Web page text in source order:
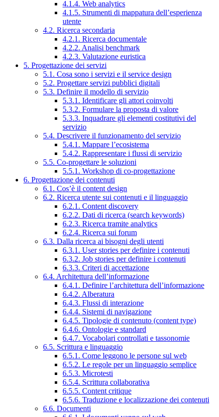
4.1.4. Web analytics
4.1.5. Strumenti di mappatura dell’esperienza
utente
4.2. Ricerca secondaria
4.2.1. Ricerca documentale
4.2.2. Analisi benchmark
4.2.3. Valutazione euristica
5. Progettazione dei servizi
5.1. Cosa sono i servizi e il service design
5.2. Progettare servizi pubblici digitali
5.3. Definire il modello di servizio
5.3.1. Identificare gli attori coinvolti
5.3.2. Formulare la proposta di valore
5.3.3. Inquadrare gli elementi costitutivi del
servizio
5.4. Descrivere il funzionamento del servizio
5.4.1. Mappare l’ecosistema
5.4.2. Rappresentare i flussi di servizio
5.5. Co-progettare le soluzioni
5.5.1. Workshop di co-progettazione
6. Progettazione dei contenuti
6.1. Cos’è il content design
6.2. Ricerca utente sui contenuti e il linguaggio
6.2.1. Content discovery
6.2.2. Dati di ricerca (search keywords)
6.2.3. Ricerca tramite analytics
6.2.4. Ricerca sui forum
6.3. Dalla ricerca ai bisogni degli utenti
6.3.1. User stories per definire i contenuti
6.3.2. Job stories per definire i contenuti
6.3.3. Criteri di accettazione
6.4. Architettura dell’informazione
6.4.1. Definire l’architettura dell’informazione
6.4.2. Alberatura
6.4.3. Flussi di interazione
6.4.4. Sistemi di navigazione
6.4.5. Tipologie di contenuto (content type)
6.4.6. Ontologie e standard
6.4.7. Vocabolari controllati e tassonomie
6.5. Scrittura e linguaggio
6.5.1. Come leggono le persone sul web
6.5.2. Le regole per un linguaggio semplice
6.5.3. Microtesti
6.5.4. Scrittura collaborativa
6.5.5. Content critique
6.5.6. Traduzione e localizzazione dei contenuti
6.6. Documenti